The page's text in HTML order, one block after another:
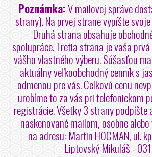
Poznámka:V mailovej správe
strany). Na prvej strane vypíšte
Druhá strana obsahuje
spolupráce. Tretia strana je vaša
vášho vlastného výberu. Súšasťou
aktuálny veľkoobchodný cenník s
odmenou pre vás. Celkovú cenu
urobíme to za vás pri telefonickom
registrácie. Všetky 3 strany podpíšte
naskenované mailom, osobne
na adresu: Martin HOCMAN, ul.
Liptovský Mikuláš -